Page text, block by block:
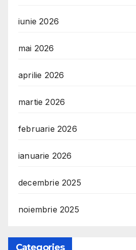
iunie 2026
mai 2026
aprilie 2026
martie 2026
februarie 2026
ianuarie 2026
decembrie 2025
noiembrie 2025
Categories